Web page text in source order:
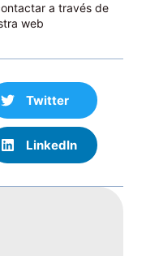
a través de
web
Twitter
LinkedIn